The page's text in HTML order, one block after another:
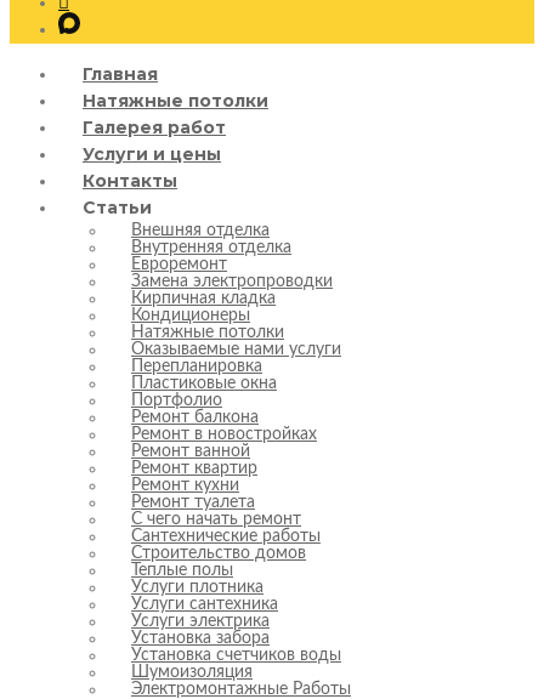
Главная
Натяжные потолки
Галерея работ
Услуги и цены
Контакты
Статьи
Внешняя отделка
Внутренняя отделка
Евроремонт
Замена электропроводки
Кирпичная кладка
Кондиционеры
Натяжные потолки
Оказываемые нами услуги
Перепланировка
Пластиковые окна
Портфолио
Ремонт балкона
Ремонт в новостройках
Ремонт ванной
Ремонт квартир
Ремонт кухни
Ремонт туалета
С чего начать ремонт
Сантехнические работы
Строительство домов
Теплые полы
Услуги плотника
Услуги сантехника
Услуги электрика
Установка забора
Установка счетчиков воды
Шумоизоляция
Электромонтажные Работы